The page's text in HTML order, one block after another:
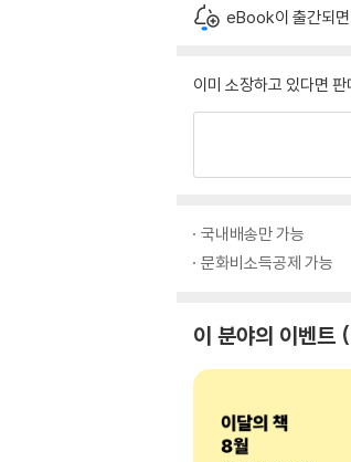
eBook이 출간되면
이미 소장하고 있다면
국내배송만 가능
문화비소득공제 가능
이 분야의 이벤트